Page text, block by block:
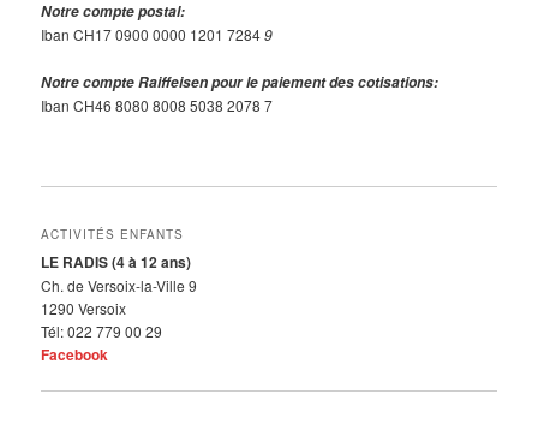
Notre compte postal:
Iban CH17 0900 0000 1201 72849
Notre compte Raiffeisen pour le paiement des cotisations:
Iban CH46 8080 8008 5038 2078 7
ACTIVITÉS ENFANTS
LE RADIS (4 à 12 ans)
Ch. de Versoix-la-Ville 9
1290 Versoix
Tél: 022 779 00 29
Facebook